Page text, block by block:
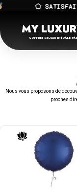
⬠ SATISFAIT
MY
COFFRET DELUXE INÉGALÉ
Nous vous proposons de
proches